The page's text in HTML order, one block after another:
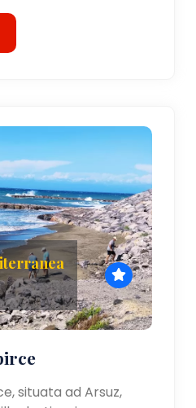
situata ad Arsuz,